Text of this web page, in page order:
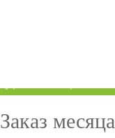
Заказ месяца